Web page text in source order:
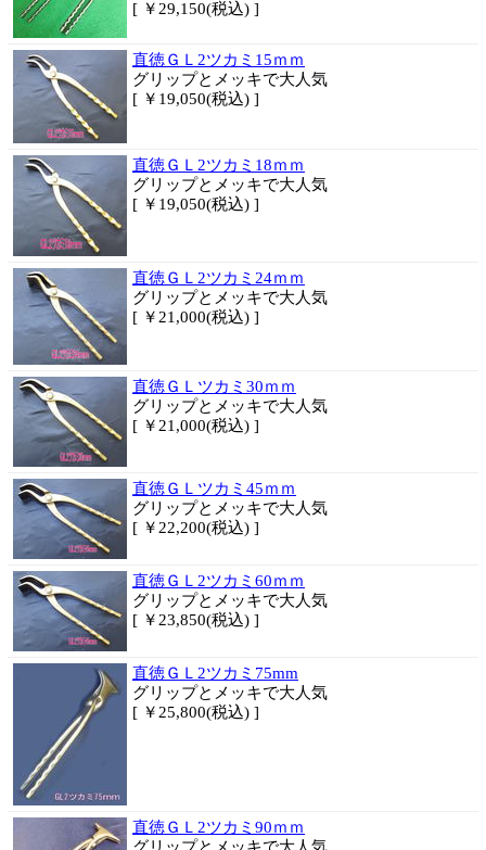
[ ￥29,150(税込) ]
直徳ＧＬ2ツカミ15ｍｍ
グリップとメッキで大人気
[ ￥19,050(税込) ]
直徳ＧＬ2ツカミ18ｍｍ
グリップとメッキで大人気
[ ￥19,050(税込) ]
直徳ＧＬ2ツカミ24ｍｍ
グリップとメッキで大人気
[ ￥21,000(税込) ]
直徳ＧＬツカミ30ｍｍ
グリップとメッキで大人気
[ ￥21,000(税込) ]
直徳ＧＬツカミ45ｍｍ
グリップとメッキで大人気
[ ￥22,200(税込) ]
直徳ＧＬ2ツカミ60ｍｍ
グリップとメッキで大人気
[ ￥23,850(税込) ]
直徳ＧＬ2ツカミ75mm
グリップとメッキで大人気
[ ￥25,800(税込) ]
直徳ＧＬ2ツカミ90ｍｍ